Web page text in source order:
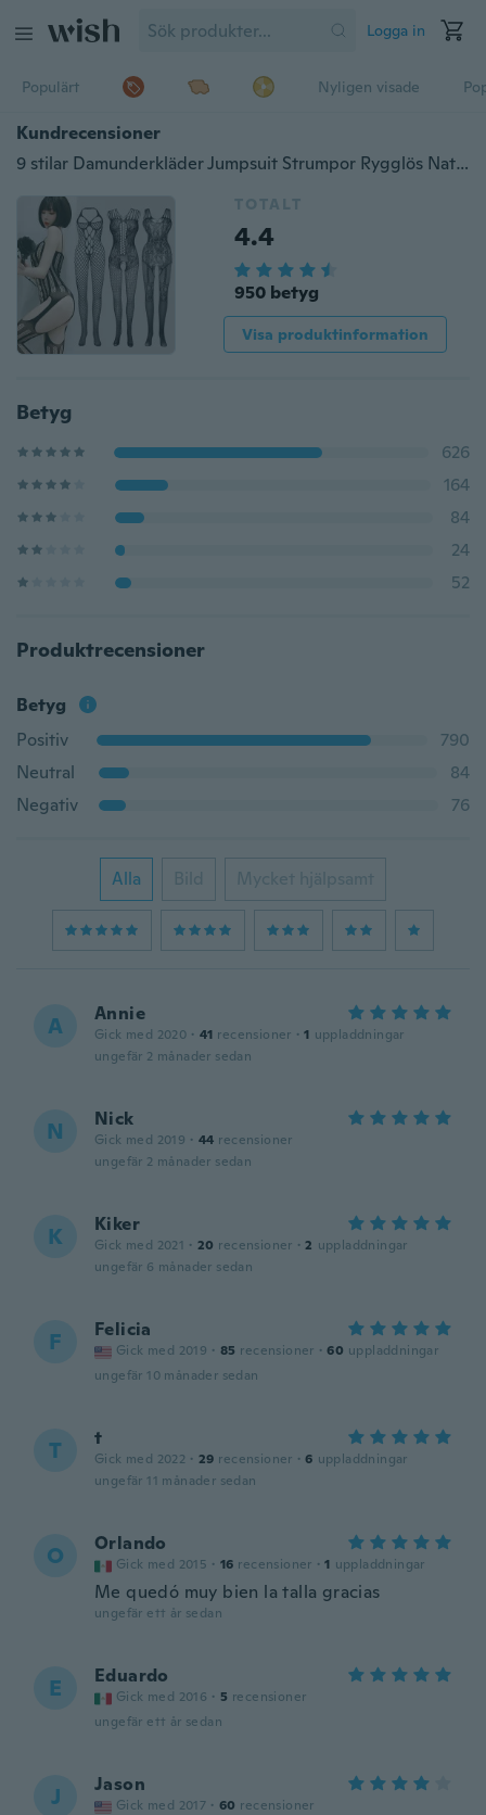
Logga in
Populärt Nyligen visade
Kundrecensioner
9 stilar Damunderkläder Jumpsuit Strumpor Rygglös Nattklubb One Piece Openwork Body Underkläder Uniformer Jumpsuit Nattkläder
TOTALT
4.4
950 betyg
Visa produktinformation
Betyg
626
164
84
24
52
Produktrecensioner
Betyg
Positiv
790
Neutral
84
Negativ
76
Alla Bild Mycket hjälpsamt
A Annie
Gick med 2020 · 41 recensioner · 1 uppladdningar
ungefär 2 månader sedan
N Nick
Gick med 2019 · 44 recensioner
ungefär 2 månader sedan
K Kiker
Gick med 2021 · 20 recensioner · 2 uppladdningar
ungefär 6 månader sedan
F Felicia
Gick med 2019 · 85 recensioner · 60 uppladdningar
ungefär 10 månader sedan
T t
Gick med 2022 · 29 recensioner · 6 uppladdningar
ungefär 11 månader sedan
O Orlando
Gick med 2015 · 16 recensioner · 1 uppladdningar
Me quedó muy bien la talla gracias
ungefär ett år sedan
E Eduardo
Gick med 2016 · 5 recensioner
ungefär ett år sedan
J Jason
Gick med 2017 · 60 recensioner